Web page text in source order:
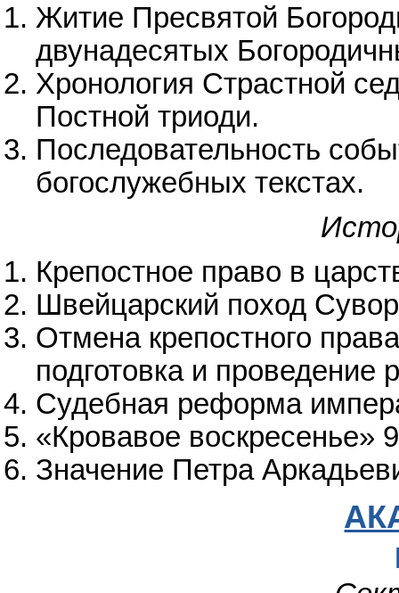
Житие Пресвятой
двунадесятых
Хронология Страстной
Постной триоди.
Последовательность
богослужебных текстах.
Крепостное право в
Швейцарский поход
Отмена крепостного
подготовка и
Судебная реформа
«Кровавое воскресенье»
Значение Петра